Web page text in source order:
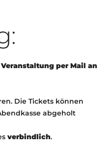
per Mail an
Die Tickets können
abgeholt
verbindlich.